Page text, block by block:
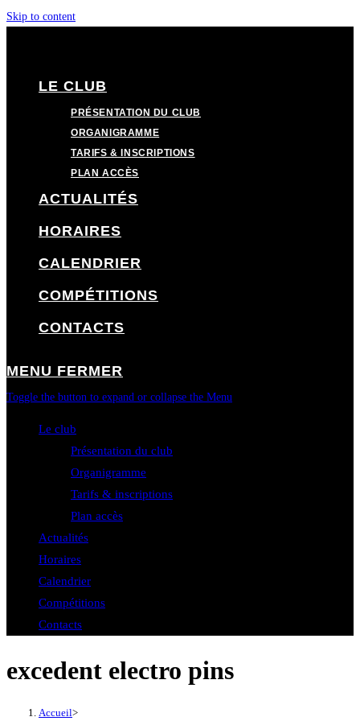
Skip to content
LE CLUB
PRÉSENTATION DU CLUB
ORGANIGRAMME
TARIFS & INSCRIPTIONS
PLAN ACCÈS
ACTUALITÉS
HORAIRES
CALENDRIER
COMPÉTITIONS
CONTACTS
MENU FERMER
Toggle the button to expand or collapse the Menu
Le club
Présentation du club
Organigramme
Tarifs & inscriptions
Plan accès
Actualités
Horaires
Calendrier
Compétitions
Contacts
excedent electro pins
Accueil>